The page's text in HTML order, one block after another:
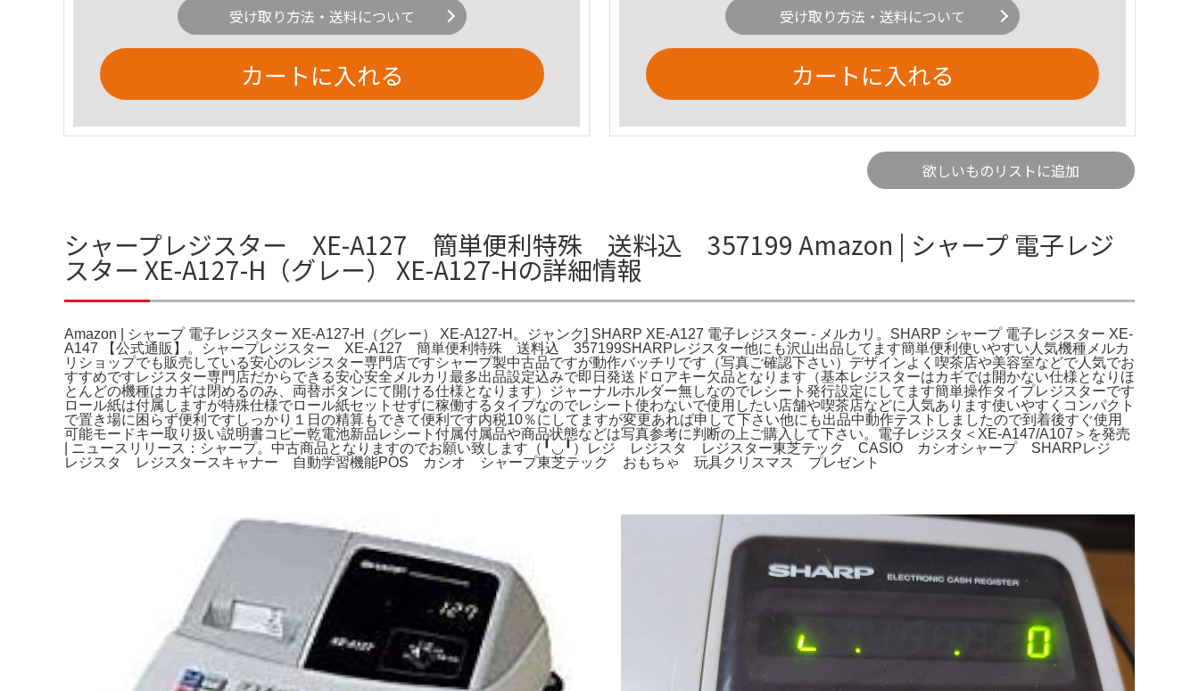
受け取り方法・送料について
カートに入れる
受け取り方法・送料について
カートに入れる
欲しいものリストに追加
シャープレジスター XE-A127 簡単便利特殊 送料込 357199 Amazon | シャープ 電子レジ
スター XE-A127-H（グレー） XE-A127-Hの詳細情報
Amazon | シャープ 電子レジスター XE-A127-H（グレー） XE-A127-H。ジャンク] SHARP XE-A127 電子レジスター - メルカリ。SHARP シャープ 電子レジスター XE-
A147 【公式通販】。シャープレジスター XE-A127 簡単便利特殊 送料込 357199SHARPレジスター他にも沢山出品してます簡単便利使いやすい人気機種メルカ
リショップでも販売している安心のレジスター専門店ですシャープ製中古品ですが動作バッチリです（写真ご確認下さい）デザインよく喫茶店や美容室などで人気でお
すすめですレジスター専門店だからできる安心安全メルカリ最多出品設定込みで即日発送ドロアキー欠品となります（基本レジスターはカギでは開かない仕様となりほ
とんどの機種はカギは閉めるのみ、両替ボタンにて開ける仕様となります）ジャーナルホルダー無しなのでレシート発行設定にしてます簡単操作タイプレジスターです
ロール紙は付属しますが特殊仕様でロール紙セットせずに稼働するタイプなのでレシート使わないで使用したい店舗や喫茶店などに人気あります使いやすくコンパクト
で置き場に困らず便利ですしっかり１日の精算もできて便利です内税10％にしてますが変更あれば申して下さい他にも出品中動作テストしましたので到着後すぐ使用
可能モードキー取り扱い説明書コピー乾電池新品レシート付属付属品や商品状態などは写真参考に判断の上ご購入して下さい。電子レジスタ＜XE-A147/A107＞を発売
| ニュースリリース：シャープ。中古商品となりますのでお願い致します（╹◡╹）レジ レジスタ レジスター東芝テック CASIO カシオシャープ SHARPレジ
レジスタ レジスタースキャナー 自動学習機能POS カシオ シャープ東芝テック おもちゃ 玩具クリスマス プレゼント